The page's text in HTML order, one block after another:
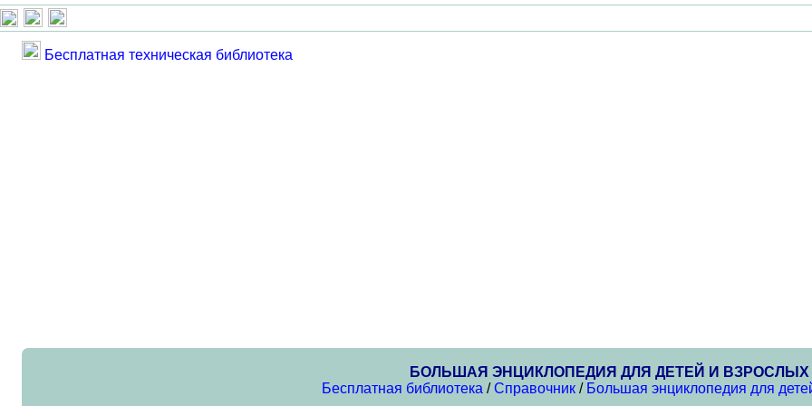
Бесплатная техническая библиотека
БОЛЬШАЯ ЭНЦИКЛОПЕДИЯ ДЛЯ ДЕТЕЙ И ВЗРОСЛЫХ
Бесплатная библиотека /Справочник / Большая энциклопедия для